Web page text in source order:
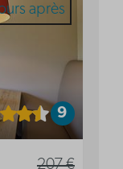
après
9
207 €